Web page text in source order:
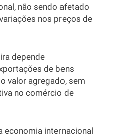
não sendo afetado
nos preços de
depende
de bens
valor agregado, sem
no comércio de
economia internacional